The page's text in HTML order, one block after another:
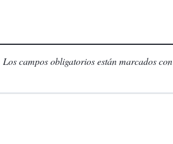
Los campos obligatorios están marcados con